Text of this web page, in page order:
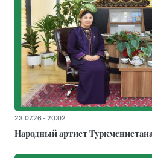
23.07.26 - 20:02
Народный артист